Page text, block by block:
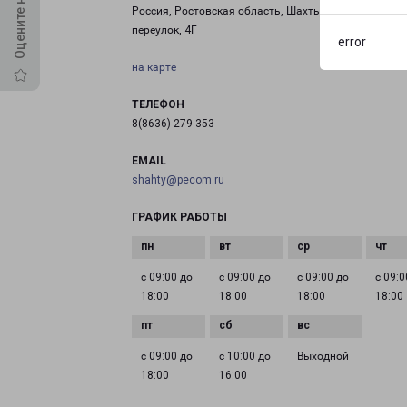
error
Россия, Ростовская область, Шахты, Газетный
переулок, 4Г
на карте
ТЕЛЕФОН
8(8636) 279-353
EMAIL
shahty@pecom.ru
ГРАФИК РАБОТЫ
с 09:00 до
18:00
с 09:00 до
18:00
с 09:00 до
18:00
с
18:00
с 09:00 до
18:00
с 10:00 до
16:00
Выходной